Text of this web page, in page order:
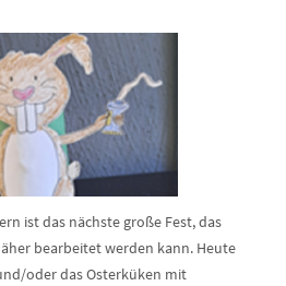
ist das nächste große Fest, das
bearbeitet werden kann. Heute
oder das Osterküken mit